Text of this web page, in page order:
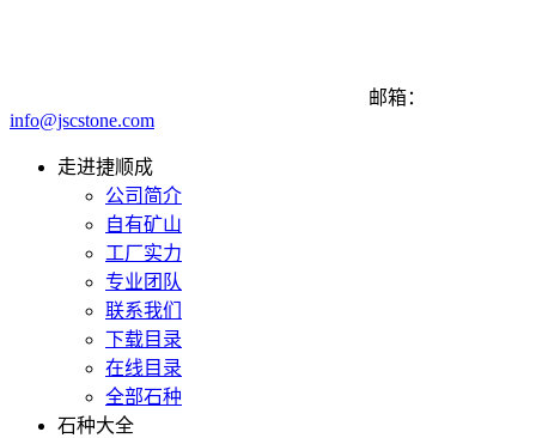
邮箱：
info@jscstone.com
走进捷顺成
公司简介
自有矿山
工厂实力
专业团队
联系我们
下载目录
在线目录
全部石种
石种大全